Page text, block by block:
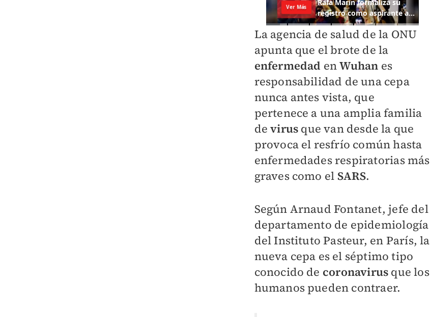
La agencia de salud de la ONU
apunta que el brote de la
enfermedad enWuhan es
responsabilidad de una cepa
nunca antes vista, que
pertenece a una amplia familia
devirus que van desde la que
provoca el resfrío común hasta
enfermedades respiratorias más
graves como el SARS.
Según Arnaud Fontanet, jefe del
departamento de epidemiología
del Instituto Pasteur, en París, la
nueva cepa es el séptimo tipo
conocido de coronavirus que los
humanos pueden contraer.